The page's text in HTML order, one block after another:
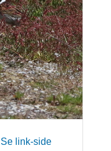
Se link-side